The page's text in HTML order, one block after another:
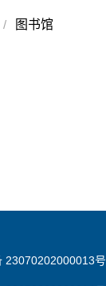
图书馆
23070202000013号